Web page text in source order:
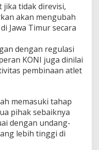
tidak direvisi,
akan mengubah
Jawa Timur secara
dengan regulasi
KONI juga dinilai
pembinaan atlet
memasuki tahap
pihak sebaiknya
dengan undang-
lebih tinggi di